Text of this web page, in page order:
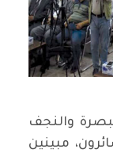
والنجف
مبينين